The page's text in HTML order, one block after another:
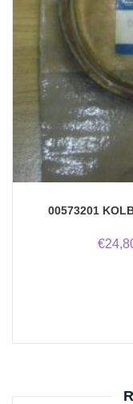
00573201
€